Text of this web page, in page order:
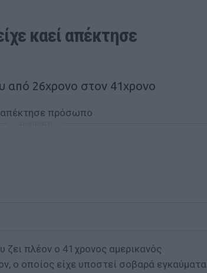
καεί απέκτησε
26χρονο στον 41χρονο
πλέον ο 41χρονος αμερικανός
ο οποίος είχε υποστεί σοβαρά εγκαύματα